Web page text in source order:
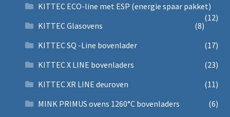
KITTEC ECO-line met ESP (energie spaar pakket)
(12)
KITTEC Glasovens
(8)
KITTEC SQ -Line bovenlader
(17)
KITTEC X LINE bovenladers
(23)
KITTEC XR LINE deuroven
(11)
MINK PRIMUS ovens 1260°C bovenladers
(6)